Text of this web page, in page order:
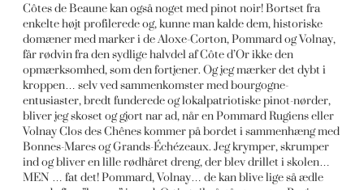
Côtes de Beaune kan også noget med pinot noir! Bortset fra
enkelte højt profilerede og, kunne man kalde dem, historiske
domæner med marker i de Aloxe-Corton, Pommard og Volnay,
får rødvin fra den sydlige halvdel af Côte d’Or ikke den
opmærksomhed, som den fortjener. Og jeg mærker det dybt i
kroppen… selv ved sammenkomster med bourgogne-
entusiaster, bredt funderede og lokalpatriotiske pinot-nørder,
bliver jeg skoset og gjort nar ad, når en Pommard Rugiens eller
Volnay Clos des Chênes kommer på bordet i sammenhæng med
Bonnes-Mares og Grands-Échézeaux. Jeg krymper, skrumper
ind og bliver en lille rødhåret dreng, der blev drillet i skolen…
MEN … fat det! Pommard, Volnay… de kan blive lige så ædle